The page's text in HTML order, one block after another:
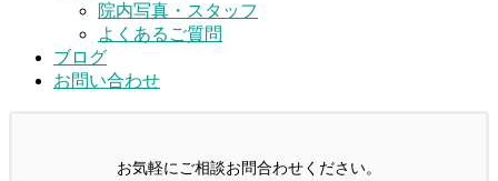
院内写真・スタッフ
よくあるご質問
ブログ
お問い合わせ
お気軽にご相談お問合わせください。